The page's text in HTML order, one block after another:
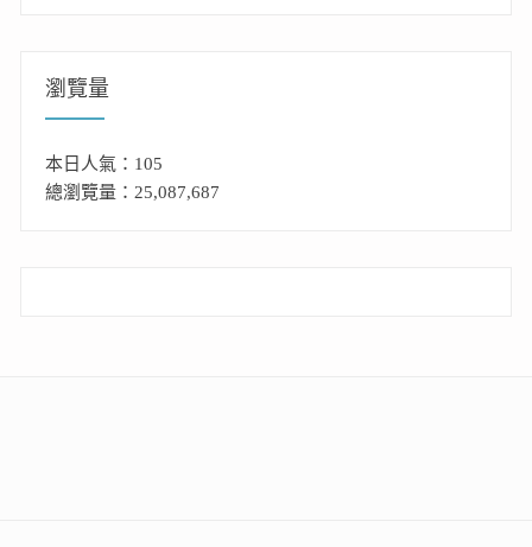
瀏覽量
本日人氣：105
總瀏覽量：25,087,687